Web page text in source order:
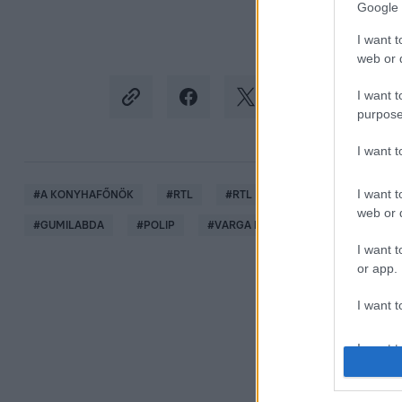
Google
I want
web or
I want
I want
I want
web or
I want
or app.
I want
I want
#A KONYHAFŐNÖK #RTL #RTL KLUB SÁRKÖZI ÁKOS
#GUMILABDA #POLIP #VARGA PATRIK